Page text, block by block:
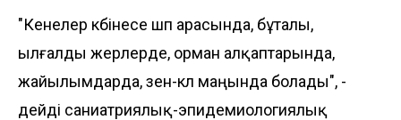
"Кенелер көбінесе шөп арасында, бұталы,
ылғалды жерлерде, орман алқаптарында,
жайылымдарда, өзен-көл маңында болады", -
дейді саниатриялық-эпидемиологиялық